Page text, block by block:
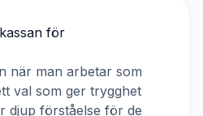
för
när man arbetar som
val som ger trygghet
djup förståelse för de